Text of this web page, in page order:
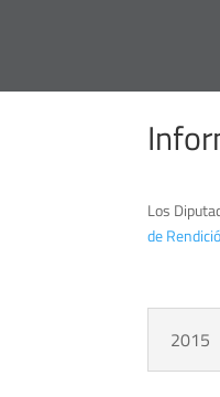
Los
de
2015